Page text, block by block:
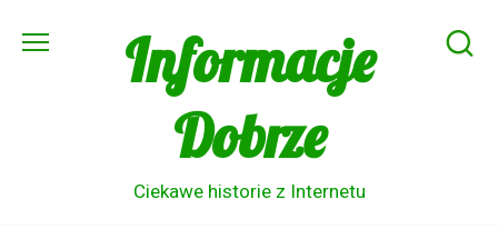
Informacje
Dobrze
Ciekawe historie z Internetu